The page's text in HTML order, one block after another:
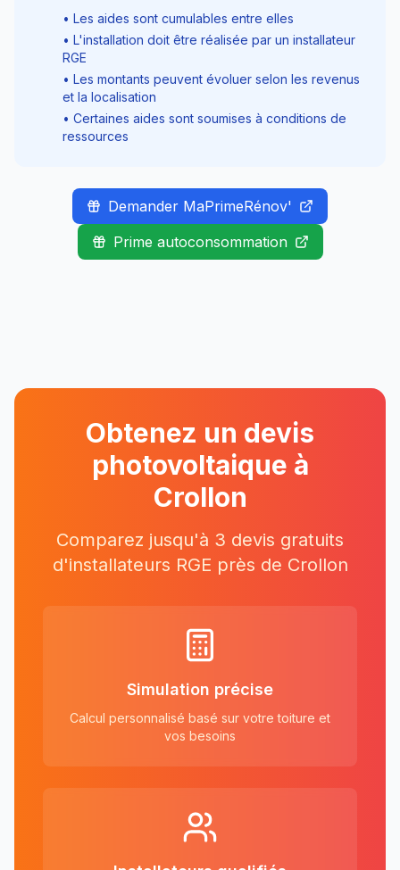
• Les aides sont cumulables entre elles
• L'installation doit être réalisée par un installateur
RGE
• Les montants peuvent évoluer selon les revenus
et la localisation
• Certaines aides sont soumises à conditions de
ressources
Demander MaPrimeRénov'
Prime autoconsommation
Obtenez un devis
photovoltaique à
Crollon
Comparez jusqu'à 3 devis gratuits
d'installateurs RGE près de Crollon
Simulation précise
Calcul personnalisé basé sur votre toiture et
vos besoins